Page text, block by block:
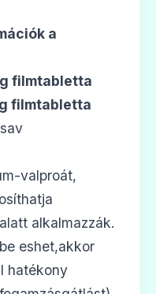
a
filmtabletta
filmtabletta
valproát,
alkalmazzák.
eshet,akkor
hatékony